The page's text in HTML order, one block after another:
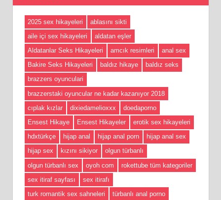
2025 sex hikayeleri
ablasını sikti
aile içi sex hikayeleri
aldatan eşler
Aldatanlar Seks Hikayeleri
amcık resimleri
anal sex
Bakire Seks Hikayeleri
baldız hikaye
baldız seks
brazzers oyunculari
brazzerstaki oyuncular ne kadar kazanıyor 2018
cıplak kızlar
dixiedamelioxxx
doedaporno
Ensest Hikaye
Ensest Hikayeler
erotik sex hikayeleri
hdxtürkçe
hijap anal hijap anal porn
hijap anal sex
hijap sex
kızını sikiyor
olgun türbanlı
olgun türbanlı sex
oyoh com
rokettube tüm kategoriler
sex itiraf sayfası
sex itirafı
turk romantik sex sahneleri
türbanlı anal porno